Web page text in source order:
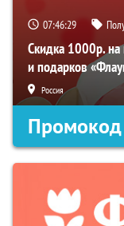
07:46:28
Скидка 1000р. на
и подарков
Россия
Промокод